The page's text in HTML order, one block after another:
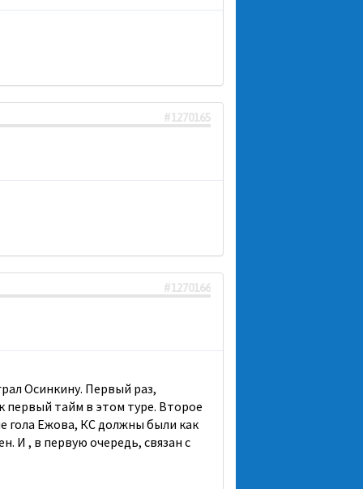
#1270165
#1270166
Осинкину. Первый раз,
первый тайм в этом туре. Второе
гола Ежова, КС должны были как
И , в первую очередь, связан с